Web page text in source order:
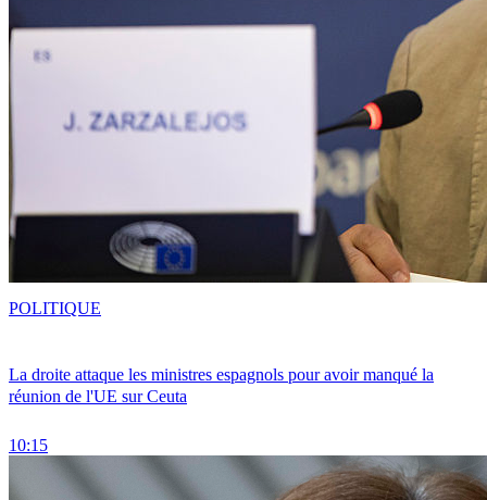
La droite attaque les ministres espagnols pour avoir manqué la
réunion de l'UE sur Ceuta
10:15
POLITIQUE